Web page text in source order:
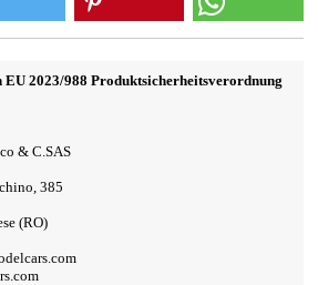
EU 2023/988 Produktsicherheitsverordnung
& C.SAS
385
(RO)